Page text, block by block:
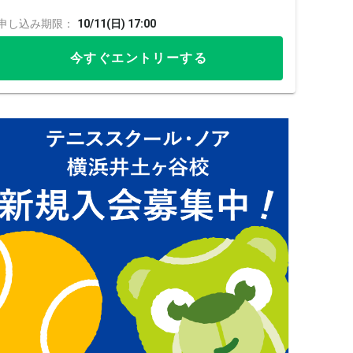
し込み期限： 10/11(日) 17:00
今すぐエントリーする